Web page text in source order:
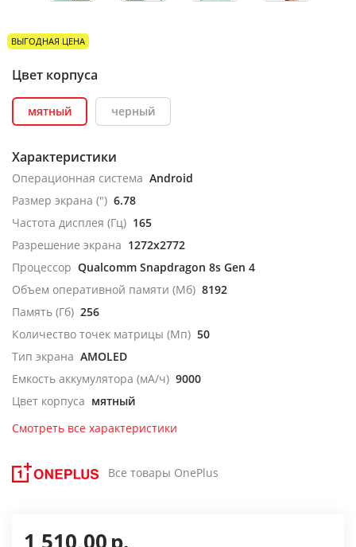
ВЫГОДНАЯ ЦЕНА
Цвет корпуса
мятный черный
Характеристики
Операционная система Android
Размер экрана (") 6.78
Частота дисплея (Гц) 165
Разрешение экрана 1272x2772
Процессор Qualcomm Snapdragon 8s Gen 4
Объем оперативной памяти (Мб) 8192
Память (Гб) 256
Количество точек матрицы (Мп) 50
Тип экрана AMOLED
Емкость аккумулятора (мА/ч) 9000
Цвет корпуса мятный
Смотреть все характеристики
Все товары OnePlus